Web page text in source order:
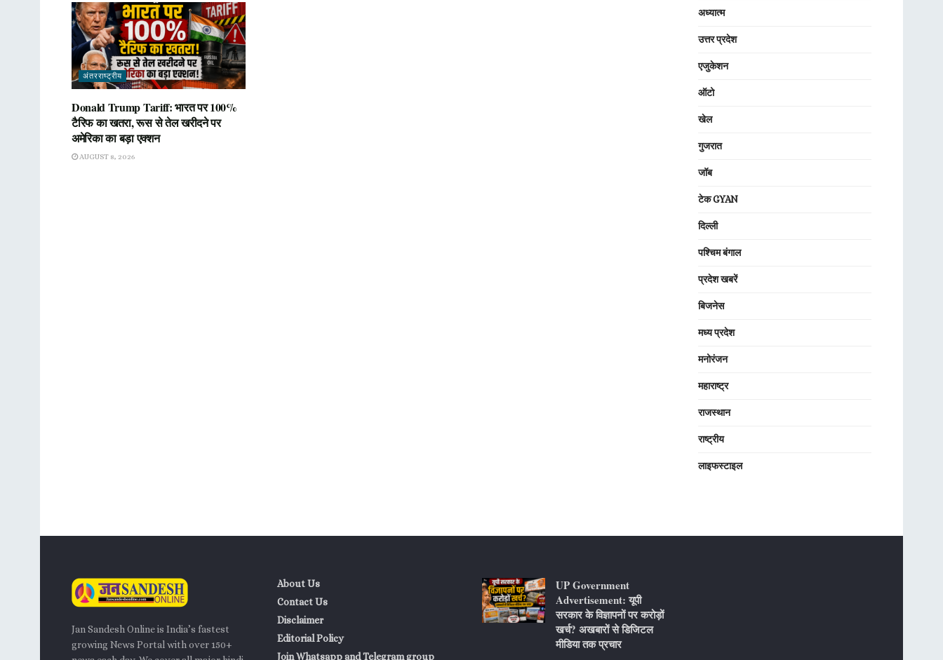
अंतरराष्ट्रीय
Donald Trump Tariff: भारत पर 100%
टैरिफ का खतरा, रूस से तेल खरीदने पर
अमेरिका का बड़ा एक्शन
AUGUST 8, 2026
अध्यात्म
उत्तर प्रदेश
एजुकेशन
ऑटो
खेल
गुजरात
जॉब
टेक GYAN
दिल्ली
पश्चिम बंगाल
प्रदेश खबरें
बिजनेस
मध्य प्रदेश
मनोरंजन
महाराष्ट्र
राजस्थान
राष्ट्रीय
लाइफस्टाइल
Jan Sandesh Online is India’s fastest
growing News Portal with over 150+
About Us
Contact Us
Disclaimer
Editorial Policy
Join Whatsapp and Telegram group
UP Government
Advertisement: यूपी
सरकार के विज्ञापनों पर करोड़ों
खर्च? अखबारों से डिजिटल
मीडिया तक प्रचार